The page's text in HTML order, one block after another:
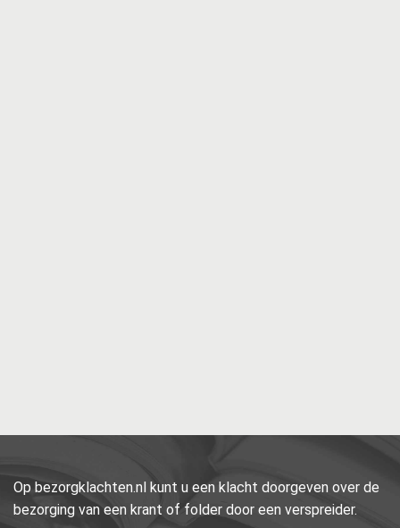
Op bezorgklachten.nl kunt u een klacht doorgeven over de
bezorging van een krant of folder door een verspreider.